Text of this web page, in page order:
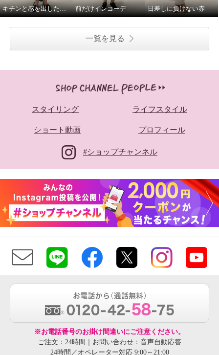
キチンと感を出したい日に。 前だけインコーデ 日差しに負けない赤
一覧を見る
スタイリング ライフスタイル
ショート動画 プロフィール
#ショップチャンネル
※お電話番号のお掛け間違いにご注意ください。
ご注文：24時間｜お問い合わせ：音声自動応答
24時間／オペレーター対応 9:00～21:00